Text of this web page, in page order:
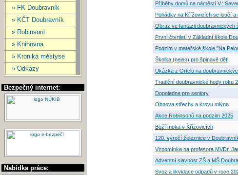
» FK Doubravník
» KČT Doubravník
» Robinsoni
» Knihovna
» Kronika městyse
» Odkazy
Bezpečný internet:
Nabídka práce:
Příběhy domů na náměstí V.:
Pohádky na Křížovicích se loučí a
Obraz ve fantazii doubravnických
První čtvrtletí v Základní škole
Podzim v mateřské škole "Na
Školka (nejen) pro špinavé děti
Ukázka z Ortelu na
Tradiční doubravnické hody roku
Dopoledne pro seniory
Obnova střechy a krovu mlýna
Akce Robinsonů na podzim 2025
Boží muka v Křížovicích
120. výročí železnice v
Vzpomínka na profesora MVDr.
Adventní slavnost ZŠ a MŠ
Svoz a likvidace odpadů v roce